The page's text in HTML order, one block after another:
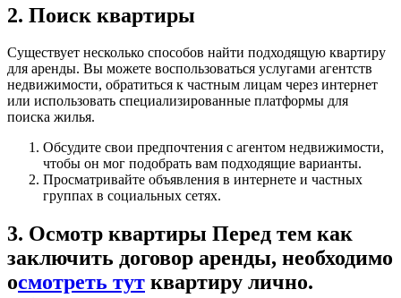
2. Поиск квартиры
Существует несколько способов найти подходящую квартиру
для аренды. Вы можете воспользоваться услугами агентств
недвижимости, обратиться к частным лицам через интернет
или использовать специализированные платформы для
поиска жилья.
Обсудите свои предпочтения с агентом недвижимости,
чтобы он мог подобрать вам подходящие варианты.
Просматривайте объявления в интернете и частных
группах в социальных сетях.
3. Осмотр квартиры Перед тем как
заключить договор аренды, необходимо
осмотреть тут квартиру лично.